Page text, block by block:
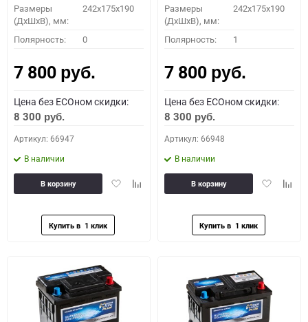
Размеры
(ДхШхВ), мм:
242x175x190
Полярность: 0
7 800 руб.
Цена без ECOном скидки:
8 300 руб.
Артикул: 66947
В наличии
ДобавитьДобавить
В корзину
Размеры
(ДхШхВ), мм:
242x175x190
Полярность: 1
7 800 руб.
Цена без ECOном скидки:
8 300 руб.
Артикул: 66948
В наличии
Добавить
В корзину